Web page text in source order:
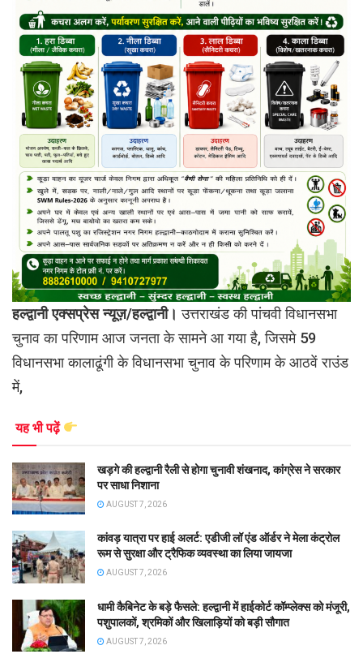
हल्द्वानी एक्सप्रेस न्यूज़/हल्द्वानी।उत्तराखंड की पांचवी विधानसभा
चुनाव का परिणाम आज जनता के सामने आ गया है, जिसमे 59
विधानसभा कालाढूंगी के विधानसभा चुनाव के परिणाम के आठवें राउंड
में,
यह भी पढ़ें
खड़गे की हल्द्वानी रैली से होगा चुनावी शंखनाद, कांग्रेस ने सरकार
पर साधा निशाना
AUGUST 7, 2026
कांवड़ यात्रा पर हाई अलर्ट: एडीजी लॉ एंड ऑर्डर ने मेला कंट्रोल
रूम से सुरक्षा और ट्रैफिक व्यवस्था का लिया जायजा
AUGUST 7, 2026
धामी कैबिनेट के बड़े फैसले: हल्द्वानी में हाईकोर्ट कॉम्प्लेक्स को मंजूरी,
पशुपालकों, श्रमिकों और खिलाड़ियों को बड़ी सौगात
AUGUST 7, 2026